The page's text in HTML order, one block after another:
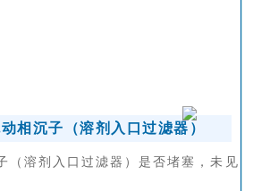
相沉子（溶剂入口过滤器）
（溶剂入口过滤器）是否堵塞，未见